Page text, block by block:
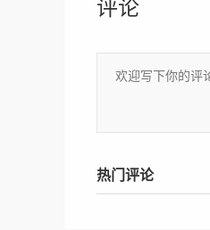
热门评论